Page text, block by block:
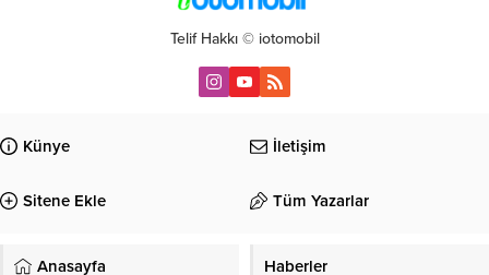
Telif Hakkı © iotomobil
Künye İletişim
Sitene Ekle Tüm Yazarlar
Anasayfa Haberler